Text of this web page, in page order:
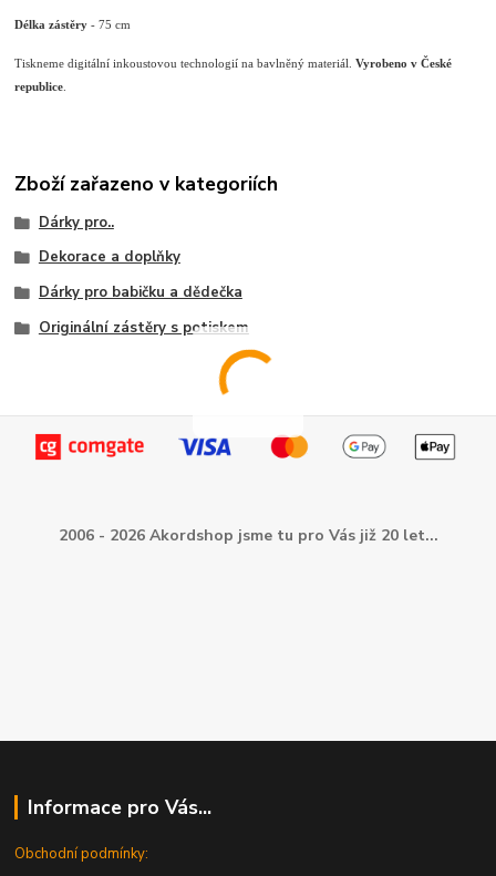
Délka zástěry - 75 cm
Tiskneme digitální inkoustovou technologií na bavlněný materiál.Vyrobeno v České
republice
Zboží zařazeno v kategoriích
Dárky pro..
Dekorace a doplňky
Dárky pro babičku a dědečka
Originální zástěry s potiskem
2006 - 2026 Akordshop jsme tu pro Vás již 20 let...
Informace pro Vás...
Obchodní podmínky: